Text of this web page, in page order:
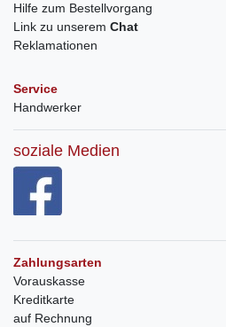
Hilfe zum Bestellvorgang
Link zu unserem Chat
Reklamationen
Service
Handwerker
soziale Medien
Zahlungsarten
Vorauskasse
Kreditkarte
auf Rechnung